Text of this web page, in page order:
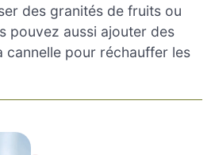
des granités de fruits ou
pouvez aussi ajouter des
cannelle pour réchauffer les